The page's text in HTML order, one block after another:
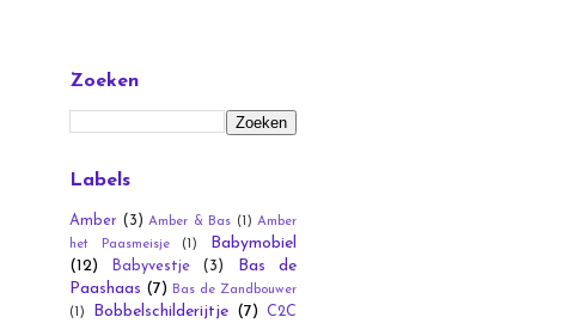
Zoeken
Labels
Amber (3) Amber & Bas (1) Amber
het Paasmeisje
(1)
Babymobiel
(12)
Babyvestje (3)
Bas de
Paashaas (7)
Bas de Zandbouwer
(1)
Bobbelschilderijtje (7)
C2C